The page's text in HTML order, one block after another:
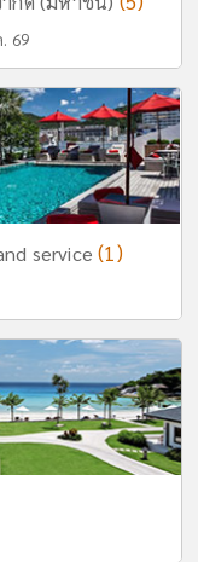
69
service(1)